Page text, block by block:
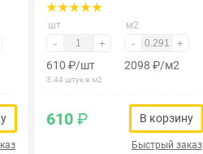
шт
- +
610 ₽/шт
3.44 штук в м2
м2
- +
2098 ₽/м2
610₽ В корзину
Быстрый заказ